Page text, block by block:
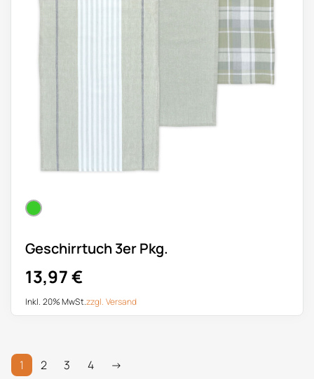
Geschirrtuch 3er Pkg.
13,97€
Inkl. 20% MwSt.zzgl. Versand
1 2 3 4 →